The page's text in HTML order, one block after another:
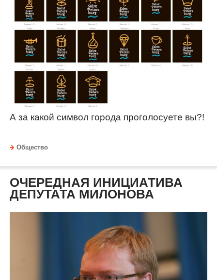
А за какой символ города проголосуете вы?!
Общество
ОЧЕРЕДНАЯ ИНИЦИАТИВА
ДЕПУТАТА МИЛОНОВА